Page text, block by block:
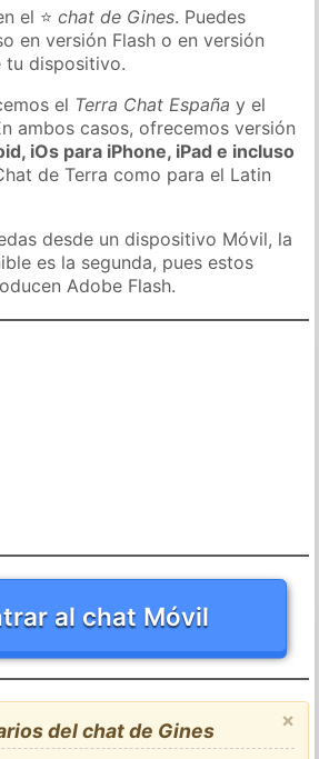
el ⭐chat de Gines. Puedes
en versión Flash o en versión
tu dispositivo.
el Terra Chat España y el
ambos casos, ofrecemos versión
iOs para iPhone, iPad e incluso
de Terra como para el Latin
desde un dispositivo Móvil, la
es la segunda, pues estos
Adobe Flash.
al chat Móvil
×
del chat de Gines